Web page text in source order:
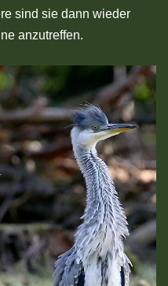
sind sie dann wieder
anzutreffen.